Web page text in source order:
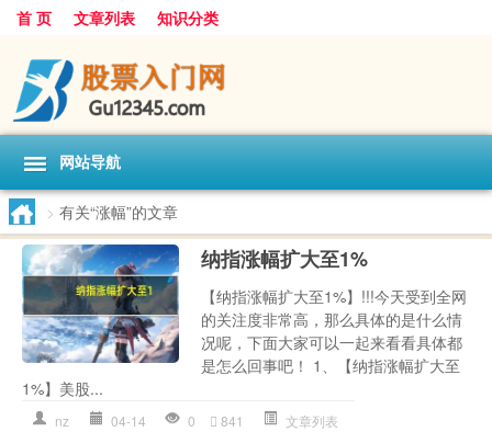
首 页 文章列表 知识分类
网站导航
> 有关“涨幅”的文章
纳指涨幅扩大至1%
【纳指涨幅扩大至1%】!!!今天受到全网
的关注度非常高，那么具体的是什么情
况呢，下面大家可以一起来看看具体都
是怎么回事吧！ 1、【纳指涨幅扩大至
1%】美股...
nz 04-14 0 841 文章列表